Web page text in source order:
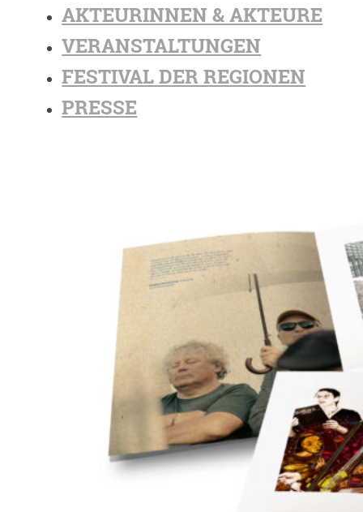
AKTEURINNEN & AKTEURE
VERANSTALTUNGEN
FESTIVAL DER REGIONEN
PRESSE